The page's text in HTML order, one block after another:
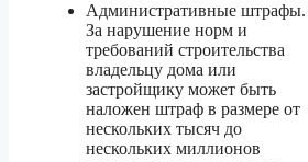
Административные штрафы.
За нарушение норм и
требований строительства
владельцу дома или
застройщику может быть
наложен штраф в размере от
нескольких тысяч до
нескольких миллионов